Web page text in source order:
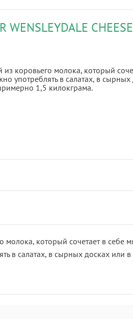
WENSLEYDALE
коровьего молока, который
употреблять в салатах, в
1,5 килокграма.
молока, который сочетает в себе
в салатах, в сырных досках или